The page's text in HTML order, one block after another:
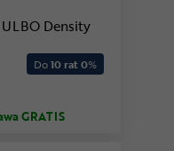
Density
Do10 rat 0%
GRATIS